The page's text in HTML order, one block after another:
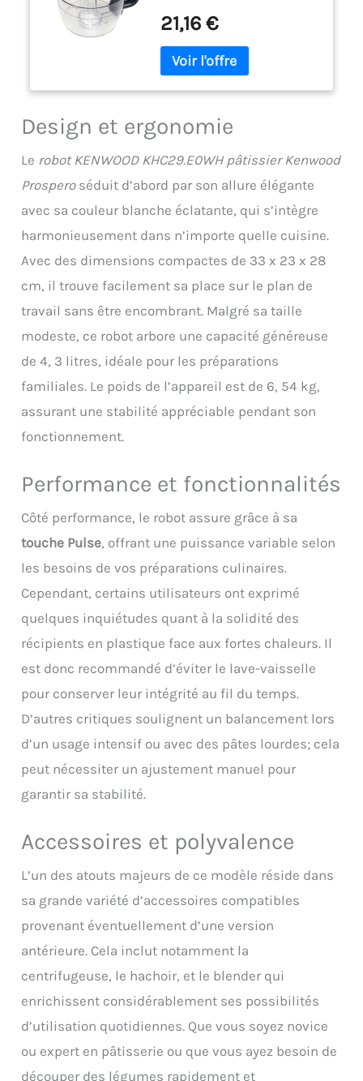
21,16 €
Design et ergonomie
Le robot KENWOOD KHC29.E0WH pâtissier Kenwood
Prosperoséduit d’abord par son allure élégante
avec sa couleur blanche éclatante, qui s’intègre
harmonieusement dans n’importe quelle cuisine.
Avec des dimensions compactes de 33 x 23 x 28
cm, il trouve facilement sa place sur le plan de
travail sans être encombrant. Malgré sa taille
modeste, ce robot arbore une capacité généreuse
de 4, 3 litres, idéale pour les préparations
familiales. Le poids de l’appareil est de 6, 54 kg,
assurant une stabilité appréciable pendant son
fonctionnement.
Performance et fonctionnalités
Côté performance, le robot assure grâce à sa
touche Pulse, offrant une puissance variable selon
les besoins de vos préparations culinaires.
Cependant, certains utilisateurs ont exprimé
quelques inquiétudes quant à la solidité des
récipients en plastique face aux fortes chaleurs. Il
est donc recommandé d’éviter le lave-vaisselle
pour conserver leur intégrité au fil du temps.
D’autres critiques soulignent un balancement lors
d’un usage intensif ou avec des pâtes lourdes; cela
peut nécessiter un ajustement manuel pour
garantir sa stabilité.
Accessoires et polyvalence
L’un des atouts majeurs de ce modèle réside dans
sa grande variété d’accessoires compatibles
provenant éventuellement d’une version
antérieure. Cela inclut notamment la
centrifugeuse, le hachoir, et le blender qui
enrichissent considérablement ses possibilités
d’utilisation quotidiennes. Que vous soyez novice
ou expert en pâtisserie ou que vous ayez besoin de
découper des légumes rapidement et